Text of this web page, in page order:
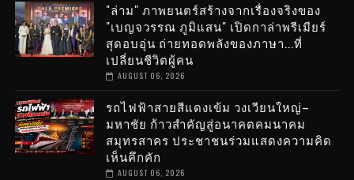
"ล่าม" ภาพยนตร์สร้างจากเรื่องจริงของ
"เบญจวรรณ ภูมิแสน" เปิดกาล่าพรีเมียร์
สุดอบอุ่น ถ่ายทอดพลังของภาษา...ที่
เปลี่ยนชีวิตผู้คน
AUGUST 06, 2026
รถไฟฟ้าสายสีแดงเข้ม วงเวียนใหญ่–
มหาชัย ก้าวสำคัญสู่อนาคตคมนาคม
สมุทรสาคร ประชาชนร่วมแสดงความคิด
เห็นคึกคัก
AUGUST 06, 2026